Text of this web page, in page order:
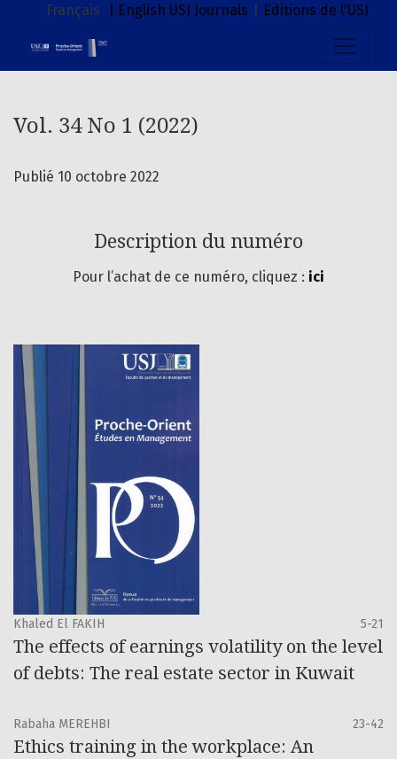
Vol. 34 No 1 (2022)
Français | English USJ Journals Editions de l'USJ
Vol. 34 No 1 (2022)
Publié 10 octobre 2022
Description du numéro
Pour l’achat de ce numéro, cliquez : ici
Khaled El FAKIH 5-21
The effects of earnings volatility on the level
of debts: The real estate sector in Kuwait
Rabaha MEREHBI 23-42
Ethics training in the workplace: An